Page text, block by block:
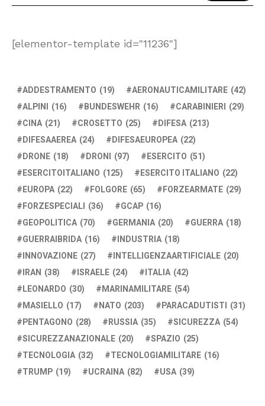
[elementor-template id="11236"]
ADDESTRAMENTO (19) AERONAUTICAMILITARE (42)
ALPINI (16) BUNDESWEHR (16) CARABINIERI (29)
CINA (21) CROSETTO (25) DIFESA (213)
DIFESAAEREA (24) DIFESAEUROPEA (22)
DRONE (18) DRONI (97) ESERCITO (51)
ESERCITOITALIANO (125) ESERCITO ITALIANO (22)
EUROPA (22) FOLGORE (65) FORZEARMATE (29)
FORZESPECIALI (36) GCAP (16)
GEOPOLITICA (70) GERMANIA (20) GUERRA (18)
GUERRAIBRIDA (16) INDUSTRIA (18)
INNOVAZIONE (27) INTELLIGENZAARTIFICIALE (20)
IRAN (38) ISRAELE (24) ITALIA (42)
LEONARDO (30) MARINAMILITARE (54)
MASIELLO (17) NATO (203) PARACADUTISTI (31)
PENTAGONO (28) RUSSIA (35) SICUREZZA (54)
SICUREZZANAZIONALE (20) SPAZIO (25)
TECNOLOGIA (32) TECNOLOGIAMILITARE (16)
TRUMP (19) UCRAINA (82) USA (39)